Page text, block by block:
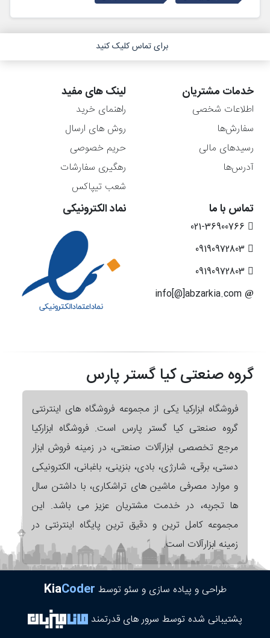
برای تماس کلیک کنید
خدمات مشتریان
اطلاعات شخصی
سفارش‌ها
رسیدهای مالی
آدرس‌ها
لینک های مفید
راهنمای خرید
روش های ارسال
حریم خصوصی
رهگیری سفارشات
شعب تیپاکس
تماس با ما نماد الکترونیکی
گروه صنعتی کیا گستر پارس
فروشگاه ابزارکیا یکی از مجموعه فروشگاه های اینترنتی
گروه صنعتی کیا گستر پارس است. فروشگاه ابزارکیا
مرجع تخصصی ابزارآلات صنعتی، در زمینه فروش ابزار
دستی، برقی، شارژی، بادی، بنزینی، باغبانی، الکترونیکی
و موارد مصرفی ماشین های تراشکاری، با داشتن سال
ها تجربه، در خدمت مشتریان عزیز می باشد. این
مجموعه کامل ترین و دقیق ترین پایگاه اینترنتی در
زمینه ابزارآلات است.
طراحی و پیاده سازی و سئو توسط KiaCoder
پشتیبانی شده توسط سرور های قدرتمند